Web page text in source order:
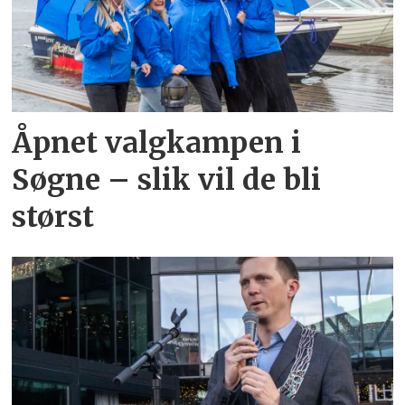
Åpnet valgkampen i
Søgne – slik vil de bli
størst